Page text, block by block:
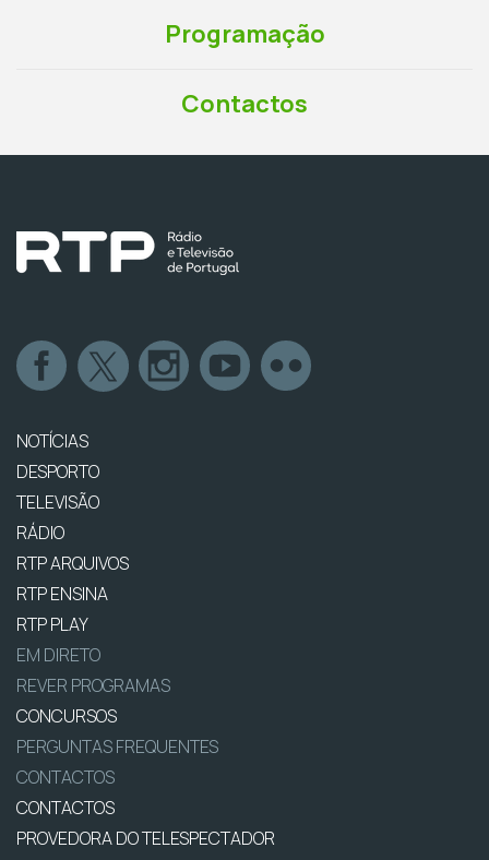
Programação
Contactos
NOTÍCIAS
DESPORTO
TELEVISÃO
RÁDIO
RTP ARQUIVOS
RTP ENSINA
RTP PLAY
EM DIRETO
REVER PROGRAMAS
CONCURSOS
PERGUNTAS FREQUENTES
CONTACTOS
CONTACTOS
PROVEDORA DO TELESPECTADOR